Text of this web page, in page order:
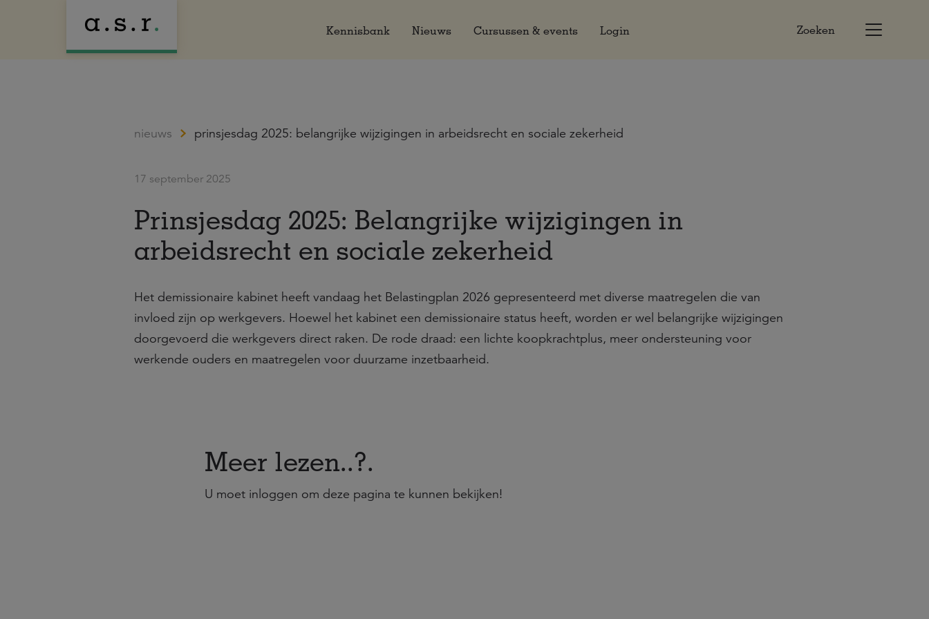
Kennisbank Nieuws Cursussen & events Login Zoeken
nieuws prinsjesdag 2025: belangrijke wijzigingen in arbeidsrecht en sociale zekerheid
17 september 2025
Prinsjesdag 2025: Belangrijke wijzigingen in
arbeidsrecht en sociale zekerheid
Het demissionaire kabinet heeft vandaag het Belastingplan 2026 gepresenteerd met diverse maatregelen die van
invloed zijn op werkgevers. Hoewel het kabinet een demissionaire status heeft, worden er wel belangrijke wijzigingen
doorgevoerd die werkgevers direct raken. De rode draad: een lichte koopkrachtplus, meer ondersteuning voor
werkende ouders en maatregelen voor duurzame inzetbaarheid.
Meer lezen..?.
U moet inloggen om deze pagina te kunnen bekijken!